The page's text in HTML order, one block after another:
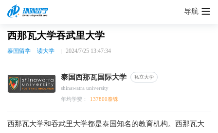
导航
西那瓦大学吞武里大学
泰国留学 读大学 2024/7/25 13:47:34
泰国西那瓦国际大学 私立大学
shinawatra university
年均学费：
137800泰铢
西那瓦大学和吞武里大学都是泰国知名的教育机构。西那瓦大